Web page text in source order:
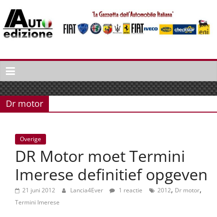
naar
inhoud
Auto
Edizione
La
Gazetta
dell'Automobile
Italiaans
autonieuws
lifestyle
Dr motor
Overige
DR Motor moet Termini
Imerese definitief opgeven
21 juni 2012 Lancia4Ever 1 reactie 2012, Dr motor,
Termini Imerese